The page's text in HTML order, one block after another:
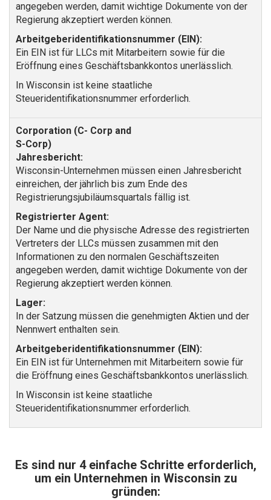
angegeben werden, damit wichtige Dokumente von der
Regierung akzeptiert werden können.
Arbeitgeberidentifikationsnummer (EIN):
Ein EIN ist für LLCs mit Mitarbeitern sowie für die
Eröffnung eines Geschäftsbankkontos unerlässlich.
In Wisconsin ist keine staatliche
Steueridentifikationsnummer erforderlich.
Jahresbericht:
Wisconsin-Unternehmen müssen einen Jahresbericht
einreichen, der jährlich bis zum Ende des
Registrierungsjubiläumsquartals fällig ist.
Registrierter Agent:
Der Name und die physische Adresse des registrierten
Vertreters der LLCs müssen zusammen mit den
Informationen zu den normalen Geschäftszeiten
angegeben werden, damit wichtige Dokumente von der
Regierung akzeptiert werden können.
Lager:
In der Satzung müssen die genehmigten Aktien und der
Nennwert enthalten sein.
Arbeitgeberidentifikationsnummer (EIN):
Ein EIN ist für Unternehmen mit Mitarbeitern sowie für
die Eröffnung eines Geschäftsbankkontos unerlässlich.
In Wisconsin ist keine staatliche
Steueridentifikationsnummer erforderlich.
Es sind nur 4 einfache Schritte erforderlich,
um ein Unternehmen in Wisconsin zu
gründen: